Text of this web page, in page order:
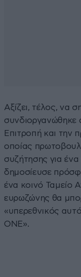
Αξίζει, τέλος, να
συνδιοργανώθηκε
Επιτροπή και την
οποίας
συζήτησης για ένα
δημοσίευσε
ένα κοινό Ταμείο
ευρωζώνης θα
«υπερεθνικός
ΟΝΕ».